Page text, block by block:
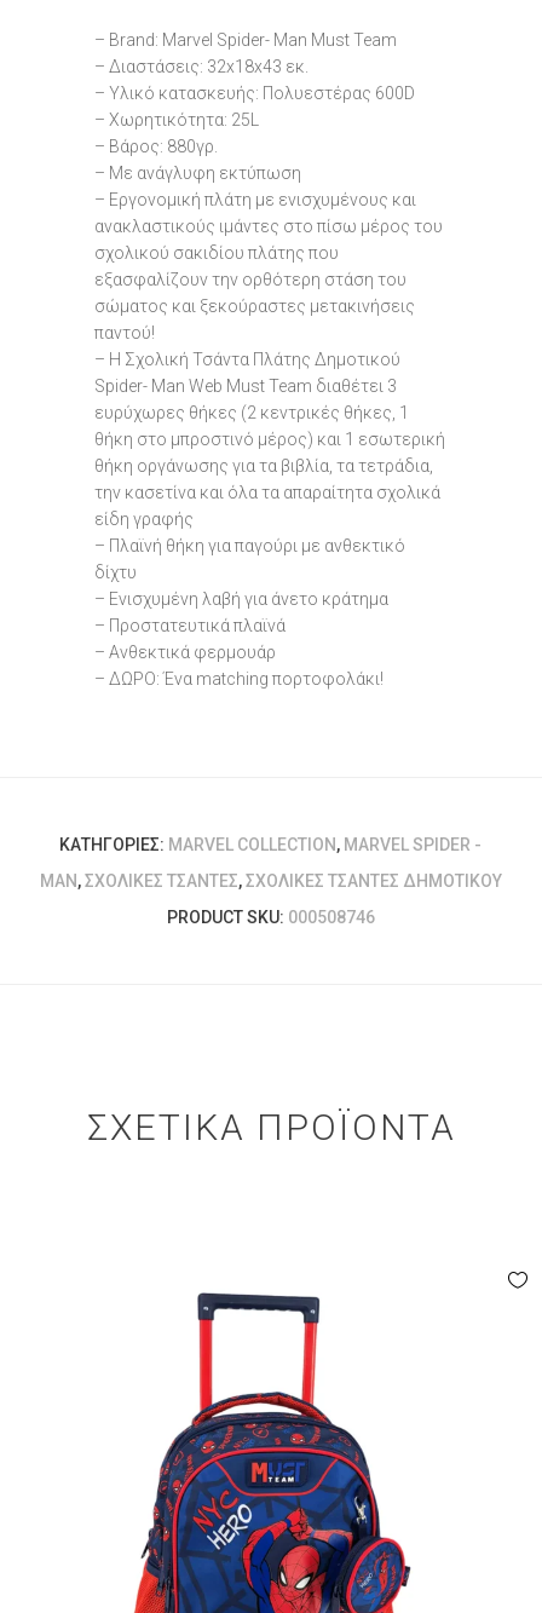
– Brand: Marvel Spider- Man Must Team
– Διαστάσεις: 32x18x43 εκ.
– Υλικό κατασκευής: Πολυεστέρας 600D
– Χωρητικότητα: 25L
– Βάρος: 880γρ.
– Με ανάγλυφη εκτύπωση
– Εργονομική πλάτη με ενισχυμένους και
ανακλαστικούς ιμάντες στο πίσω μέρος του
σχολικού σακιδίου πλάτης που
εξασφαλίζουν την ορθότερη στάση του
σώματος και ξεκούραστες μετακινήσεις
παντού!
– Η Σχολική Τσάντα Πλάτης Δημοτικού
Spider- Man Web Must Team διαθέτει 3
ευρύχωρες θήκες (2 κεντρικές θήκες, 1
θήκη στο μπροστινό μέρος) και 1 εσωτερική
θήκη οργάνωσης για τα βιβλία, τα τετράδια,
την κασετίνα και όλα τα απαραίτητα σχολικά
είδη γραφής
– Πλαϊνή θήκη για παγούρι με ανθεκτικό
δίχτυ
– Ενισχυμένη λαβή για άνετο κράτημα
– Προστατευτικά πλαϊνά
– Ανθεκτικά φερμουάρ
– ΔΩΡΟ: Ένα matching πορτοφολάκι!
ΚΑΤΗΓΟΡΊΕΣ: MARVEL COLLECTION, MARVEL SPIDER -
MAN,ΣΧΟΛΙΚΈΣ ΤΣΆΝΤΕΣ,ΣΧΟΛΙΚΈΣ ΤΣΆΝΤΕΣ ΔΗΜΟΤΙΚΟΎ
PRODUCT SKU: 000508746
ΣΧΕΤΙΚΆ ΠΡΟΪΌΝΤΑ